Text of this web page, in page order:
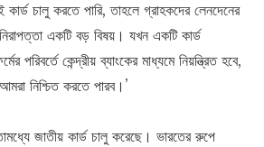
চালু করতে পারি, তাহলে গ্রাহকদের লেনদেনের
একটি বড় বিষয়। যখন একটি কার্ড
পরিবর্তে কেন্দ্রীয় ব্যাংকের মাধ্যমে নিয়ন্ত্রিত হবে,
নিশ্চিত করতে পারব।’
জাতীয় কার্ড চালু করেছে। ভারতের রুপে